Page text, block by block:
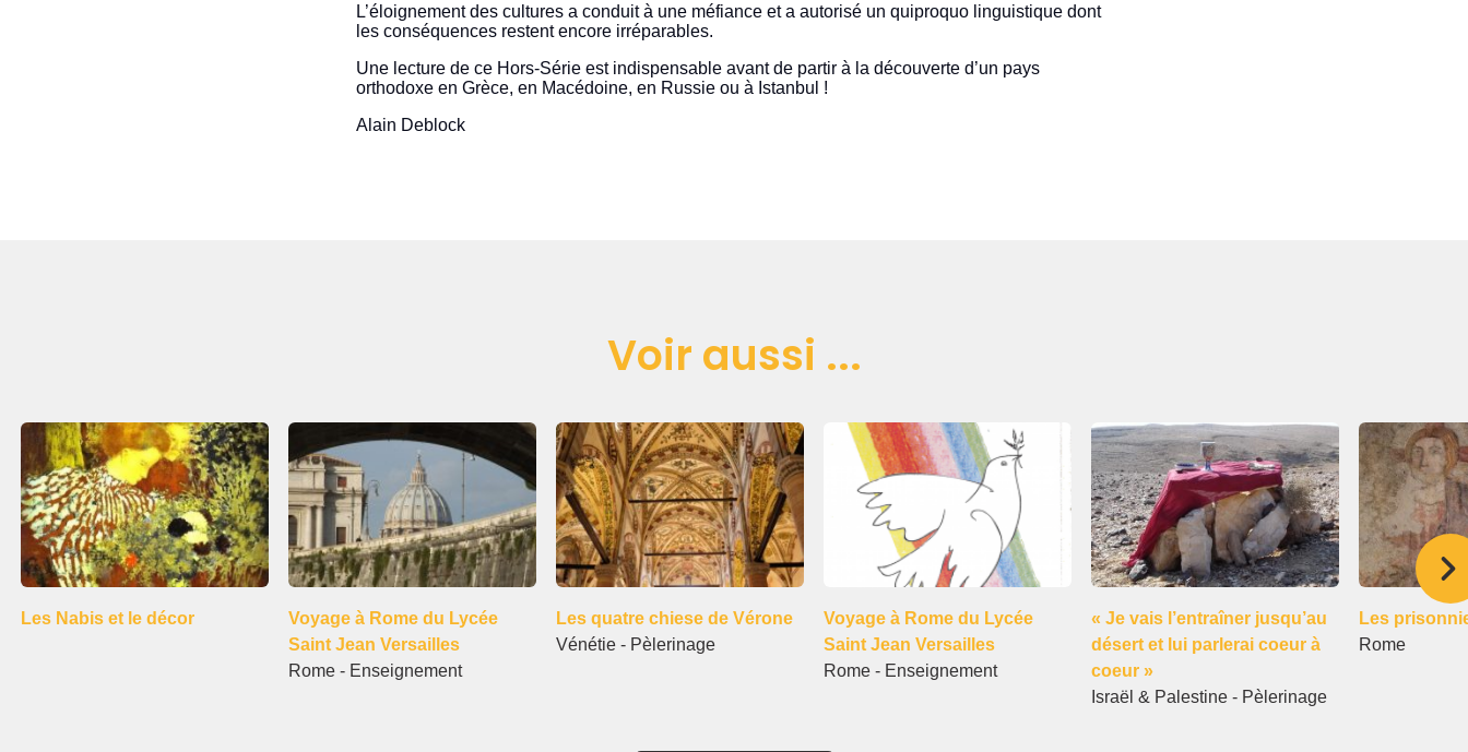
L’éloignement des cultures a conduit à une méfiance et a autorisé un quiproquo linguistique dont
les conséquences restent encore irréparables.
Une lecture de ce Hors-Série est indispensable avant de partir à la découverte d’un pays
orthodoxe en Grèce, en Macédoine, en Russie ou à Istanbul !
Alain Deblock
Voir aussi ...
Les Nabis et le décor
Voyage à Rome du Lycée
Saint Jean Versailles
Rome - Enseignement
Les quatre chiese de Vérone
Vénétie - Pèlerinage
Voyage à Rome du Lycée
Saint Jean Versailles
Rome - Enseignement
« Je vais l’entraîner jusqu’au
désert et lui parlerai coeur à
coeur »
Israël & Palestine - Pèlerinage
Les
Rome